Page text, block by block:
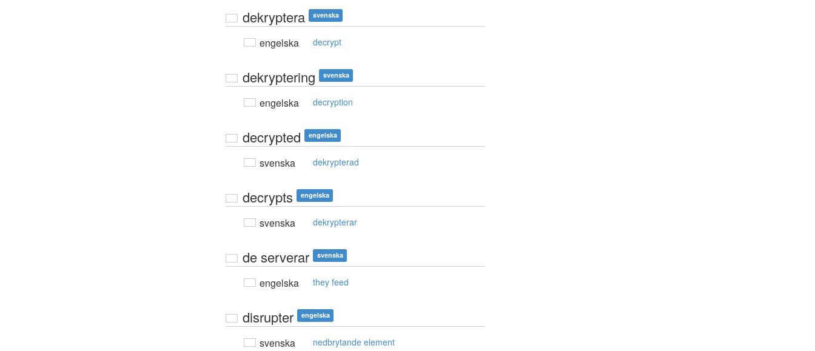
dekryptera svenska
engelska decrypt
dekryptering svenska
engelska decryption
decrypted engelska
svenska dekrypterad
decrypts engelska
svenska dekrypterar
de serverar svenska
engelska they feed
disrupter engelska
svenska nedbrytande element